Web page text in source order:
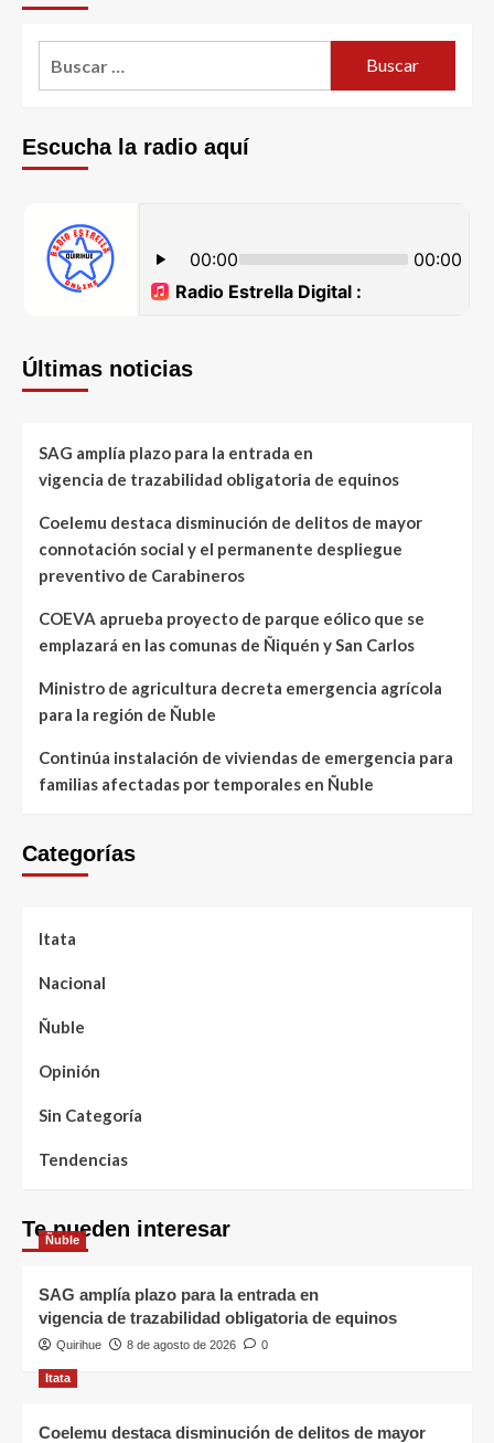
Escucha la radio aquí
Últimas noticias
SAG amplía plazo para la entrada en
vigencia de trazabilidad obligatoria de equinos
Coelemu destaca disminución de delitos de mayor
connotación social y el permanente despliegue
preventivo de Carabineros
COEVA aprueba proyecto de parque eólico que se
emplazará en las comunas de Ñiquén y San Carlos
Ministro de agricultura decreta emergencia agrícola
para la región de Ñuble
Continúa instalación de viviendas de emergencia para
familias afectadas por temporales en Ñuble
Categorías
Itata
Nacional
Ñuble
Opinión
Sin Categoría
Tendencias
Te pueden interesar
Ñuble
SAG amplía plazo para la entrada en
vigencia de trazabilidad obligatoria de equinos
Quirihue 8 de agosto de 2026 0
Itata
Coelemu destaca disminución de delitos de mayor